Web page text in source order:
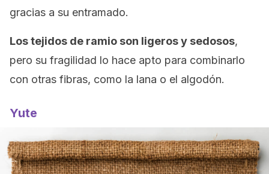
gracias a su entramado.
Los tejidos de ramio son ligeros y sedosos,
pero su fragilidad lo hace apto para combinarlo
con otras fibras, como la lana o el algodón.
Yute